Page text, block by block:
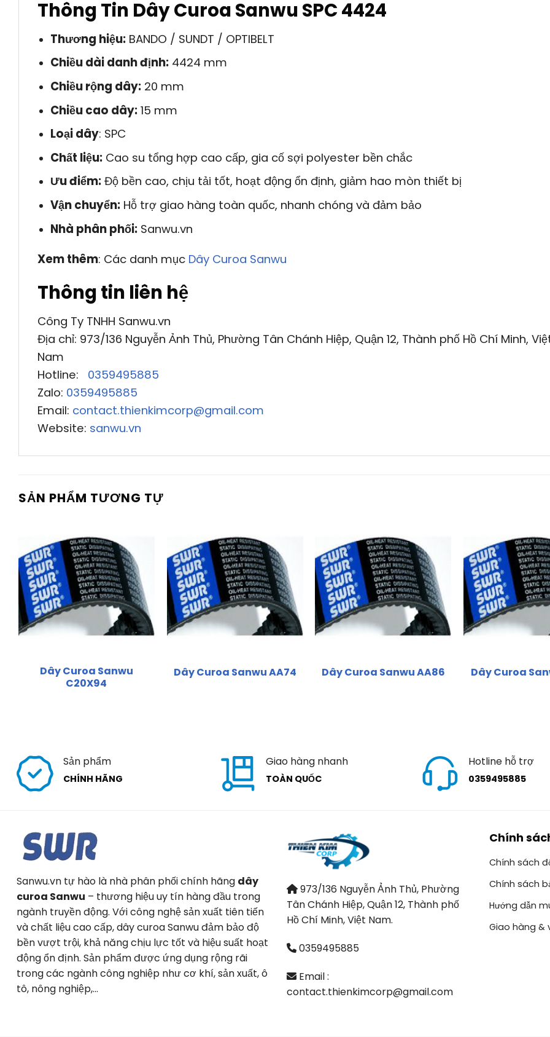
Thông Tin Dây Curoa Sanwu SPC 4424
Thương hiệu:BANDO / SUNDT / OPTIBELT
Chiều dài danh định:4424 mm
Chiều rộng dây:20 mm
Chiều cao dây:15 mm
Loại dây: SPC
Chất liệu:Cao su tổng hợp cao cấp, gia cố sợi polyester bền chắc
Ưu điểm:Độ bền cao, chịu tải tốt, hoạt động ổn định, giảm hao mòn thiết bị
Vận chuyển:Hỗ trợ giao hàng toàn quốc, nhanh chóng và đảm bảo
Nhà phân phối:Sanwu.vn
Xem thêm: Các danh mục Dây Curoa Sanwu
Thông tin liên hệ
Công Ty TNHH Sanwu.vn
Địa chỉ: 973/136 Nguyễn Ảnh Thủ, Phường Tân Chánh Hiệp, Quận 12, Thành phố Hồ Chí Minh,
Nam
Hotline: 0359495885
Zalo: 0359495885
Email: contact.thienkimcorp@gmail.com
Website: sanwu.vn
SẢN PHẨM TƯƠNG TỰ
Dây Curoa Sanwu
C20X94
Dây Curoa Sanwu AA74 Dây Curoa Sanwu AA86 Dây Curoa
Sản phẩm
CHÍNH HÃNG
Giao hàng nhanh
TOÀN QUỐC
Hotline hỗ trợ
0359495885
Sanwu.vn tự hào là nhà phân phối chính hãng dây
curoa Sanwu – thương hiệu uy tín hàng đầu trong
ngành truyền động. Với công nghệ sản xuất tiên tiến
và chất liệu cao cấp, dây curoa Sanwu đảm bảo độ
bền vượt trội, khả năng chịu lực tốt và hiệu suất hoạt
động ổn định. Sản phẩm được ứng dụng rộng rãi
trong các ngành công nghiệp như cơ khí, sản xuất, ô
tô, nông nghiệp,…
973/136 Nguyễn Ảnh Thủ, Phường
Tân Chánh Hiệp, Quận 12, Thành phố
Hồ Chí Minh, Việt Nam.
0359495885
Email :
contact.thienkimcorp@gmail.com
Chính
Chính sách
Chính sách
Hướng dẫn
Giao hàng &